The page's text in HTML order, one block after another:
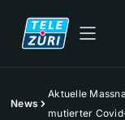
News
Aktuelle
mutierter